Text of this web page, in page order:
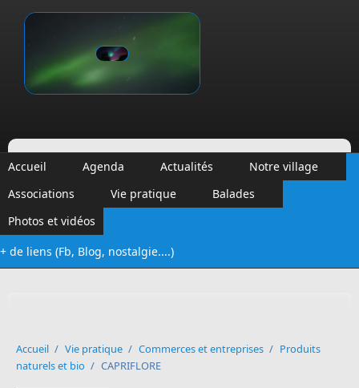
Vinalmont
Accueil Agenda Actualités
Notre village
Associations
Vie pratique
Balades
Photos et vidéos
+ de liens (Fb, Blog, nostalgie....)
Accueil / Vie pratique / Commerces et entreprises / Produits
naturels et bio / CAPRIFLORE